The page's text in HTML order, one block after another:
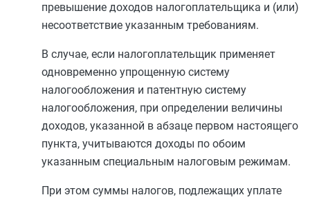
превышение доходов налогоплательщика и (или)
несоответствие указанным требованиям.
В случае, если налогоплательщик применяет
одновременно упрощенную систему
налогообложения и патентную систему
налогообложения, при определении величины
доходов, указанной в абзаце первом настоящего
пункта, учитываются доходы по обоим
указанным специальным налоговым режимам.
При этом суммы налогов, подлежащих уплате